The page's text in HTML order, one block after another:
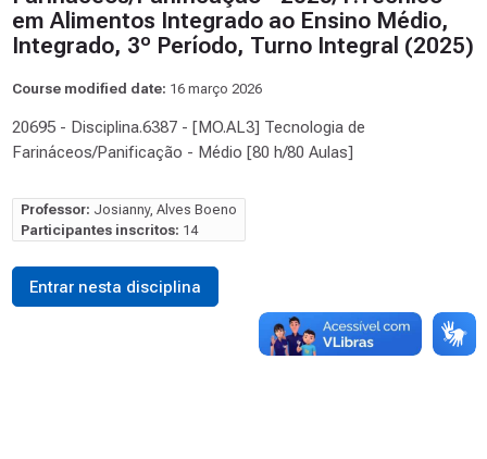
em Alimentos Integrado ao Ensino Médio,
Integrado, 3º Período, Turno Integral (2025)
Course modified date: 16 março 2026
20695 - Disciplina.6387 - [MO.AL3] Tecnologia de
Farináceos/Panificação - Médio [80 h/80 Aulas]
Professor: Josianny, Alves Boeno
Participantes inscritos: 14
Entrar nesta disciplina